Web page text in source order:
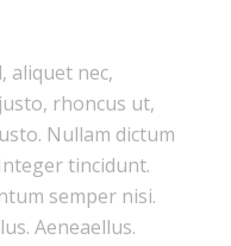
aliquet nec,
rhoncus ut,
Nullam dictum
tincidunt.
semper nisi.
Aeneaellus.